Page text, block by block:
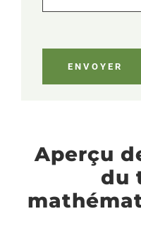
ENVOYER
Aperçu
du